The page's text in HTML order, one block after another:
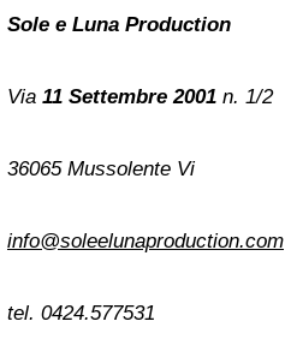
Sole e Luna Production
Via 11 Settembre 2001 n. 1/2
36065 Mussolente Vi
info@soleelunaproduction.com
tel. 0424.577531